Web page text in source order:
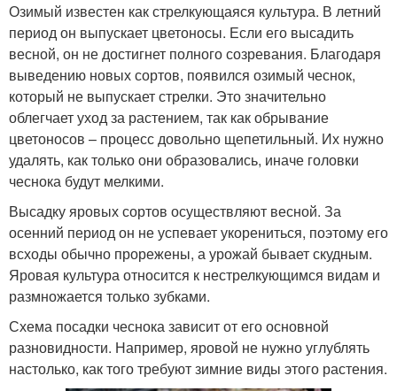
Озимый известен как стрелкующаяся культура. В летний
период он выпускает цветоносы. Если его высадить
весной, он не достигнет полного созревания. Благодаря
выведению новых сортов, появился озимый чеснок,
который не выпускает стрелки. Это значительно
облегчает уход за растением, так как обрывание
цветоносов – процесс довольно щепетильный. Их нужно
удалять, как только они образовались, иначе головки
чеснока будут мелкими.
Высадку яровых сортов осуществляют весной. За
осенний период он не успевает укорениться, поэтому его
всходы обычно прорежены, а урожай бывает скудным.
Яровая культура относится к нестрелкующимся видам и
размножается только зубками.
Схема посадки чеснока зависит от его основной
разновидности. Например, яровой не нужно углублять
настолько, как того требуют зимние виды этого растения.